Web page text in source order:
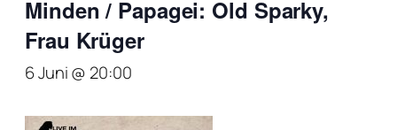
Minden / Papagei: Old Sparky,
Frau Krüger
6 Juni @ 20:00